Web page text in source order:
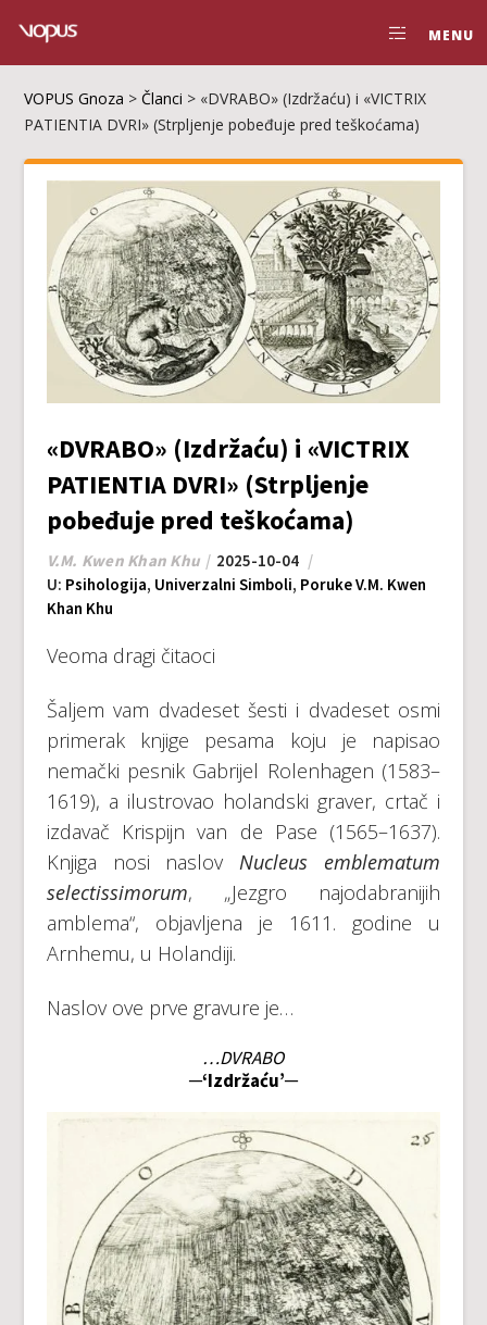
MENU
VOPUS Gnoza >Članci > «DVRABO» (Izdržaću) i «VICTRIX
PATIENTIA DVRI» (Strpljenje pobeđuje pred teškoćama)
«DVRABO» (Izdržaću) i «VICTRIX
PATIENTIA DVRI» (Strpljenje
pobeđuje pred teškoćama)
V.M. Kwen Khan Khu
2025-10-04
U: Psihologija, Univerzalni Simboli, Poruke V.M. Kwen
Khan Khu
Veoma dragi čitaoci
Šaljem vam dvadeset šesti i dvadeset osmi
primerak knjige pesama koju je napisao
nemački pesnik Gabrijel Rolenhagen (1583–
1619), a ilustrovao holandski graver, crtač i
izdavač Krispijn van de Pase (1565–1637).
Knjiga nosi naslovNucleus emblematum
selectissimorum, „Jezgro najodabranijih
amblema“, objavljena je 1611. godine u
Arnhemu, u Holandiji.
Naslov ove prve gravure je…
…DVRABO
─‘Izdržaću’─